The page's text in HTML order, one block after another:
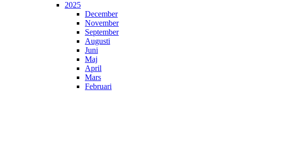
2025
December
November
September
Augusti
Juni
Maj
April
Mars
Februari